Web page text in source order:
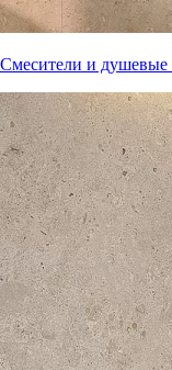
Смесители и душевые